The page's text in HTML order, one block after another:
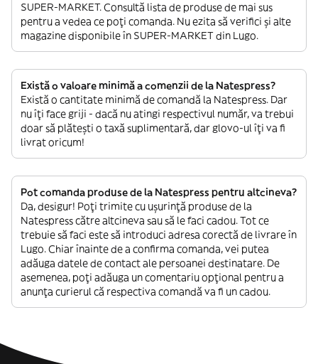
SUPER-MARKET. Consultă lista de produse de mai sus
pentru a vedea ce poți comanda. Nu ezita să verifici și alte
magazine disponibile în SUPER-MARKET din Lugo.
Există o valoare minimă a comenzii de la Natespress?
Există o cantitate minimă de comandă la Natespress. Dar
nu îți face griji - dacă nu atingi respectivul număr, va trebui
doar să plătești o taxă suplimentară, dar glovo-ul îți va fi
livrat oricum!
Pot comanda produse de la Natespress pentru altcineva?
Da, desigur! Poți trimite cu ușurință produse de la
Natespress către altcineva sau să le faci cadou. Tot ce
trebuie să faci este să introduci adresa corectă de livrare în
Lugo. Chiar înainte de a confirma comanda, vei putea
adăuga datele de contact ale persoanei destinatare. De
asemenea, poți adăuga un comentariu opțional pentru a
anunța curierul că respectiva comandă va fi un cadou.